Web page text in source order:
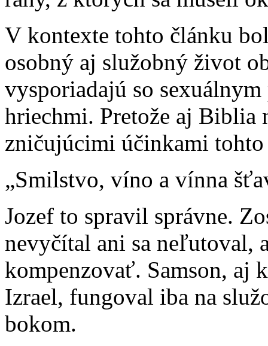
V kontexte tohto článku
osobný aj služobný život
vysporiadajú so
hriechmi. Pretože aj Biblia
zničujúcimi účinkami
„Smilstvo, víno a vínna
Jozef to spravil správne.
nevyčítal ani sa neľutoval,
kompenzovať. Samson, aj
Izrael, fungoval iba na
bokom.